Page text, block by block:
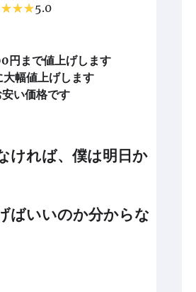
5.0
まで値上げします
幅値上げします
い価格です
ければ、僕は明日か
ばいいのか分からな